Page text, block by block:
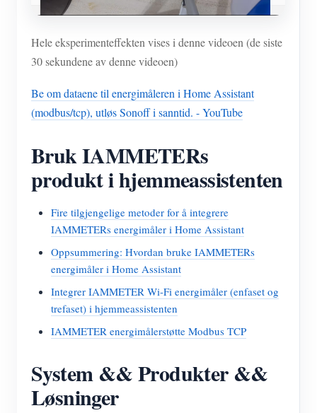
Hele eksperimenteffekten vises i denne videoen (de siste
30 sekundene av denne videoen)
Be om dataene til energimåleren i Home Assistant
(modbus/tcp), utløs Sonoff i sanntid. - YouTube
Bruk IAMMETERs
produkt i hjemmeassistenten
Fire tilgjengelige metoder for å integrere
IAMMETERs energimåler i Home Assistant
Oppsummering: Hvordan bruke IAMMETERs
energimåler i Home Assistant
Integrer IAMMETER Wi-Fi energimåler (enfaset og
trefaset) i hjemmeassistenten
IAMMETER energimålerstøtte Modbus TCP
System && Produkter &&
Løsninger